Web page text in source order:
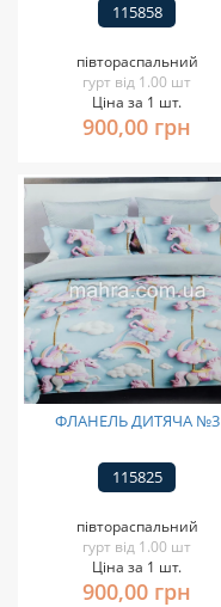
115858
півтораспальний
гурт від 1.00 шт
Ціна за 1 шт.
900,00 грн
ФЛАНЕЛЬ ДИТЯЧА №3
115825
півтораспальний
гурт від 1.00 шт
Ціна за 1 шт.
900,00 грн